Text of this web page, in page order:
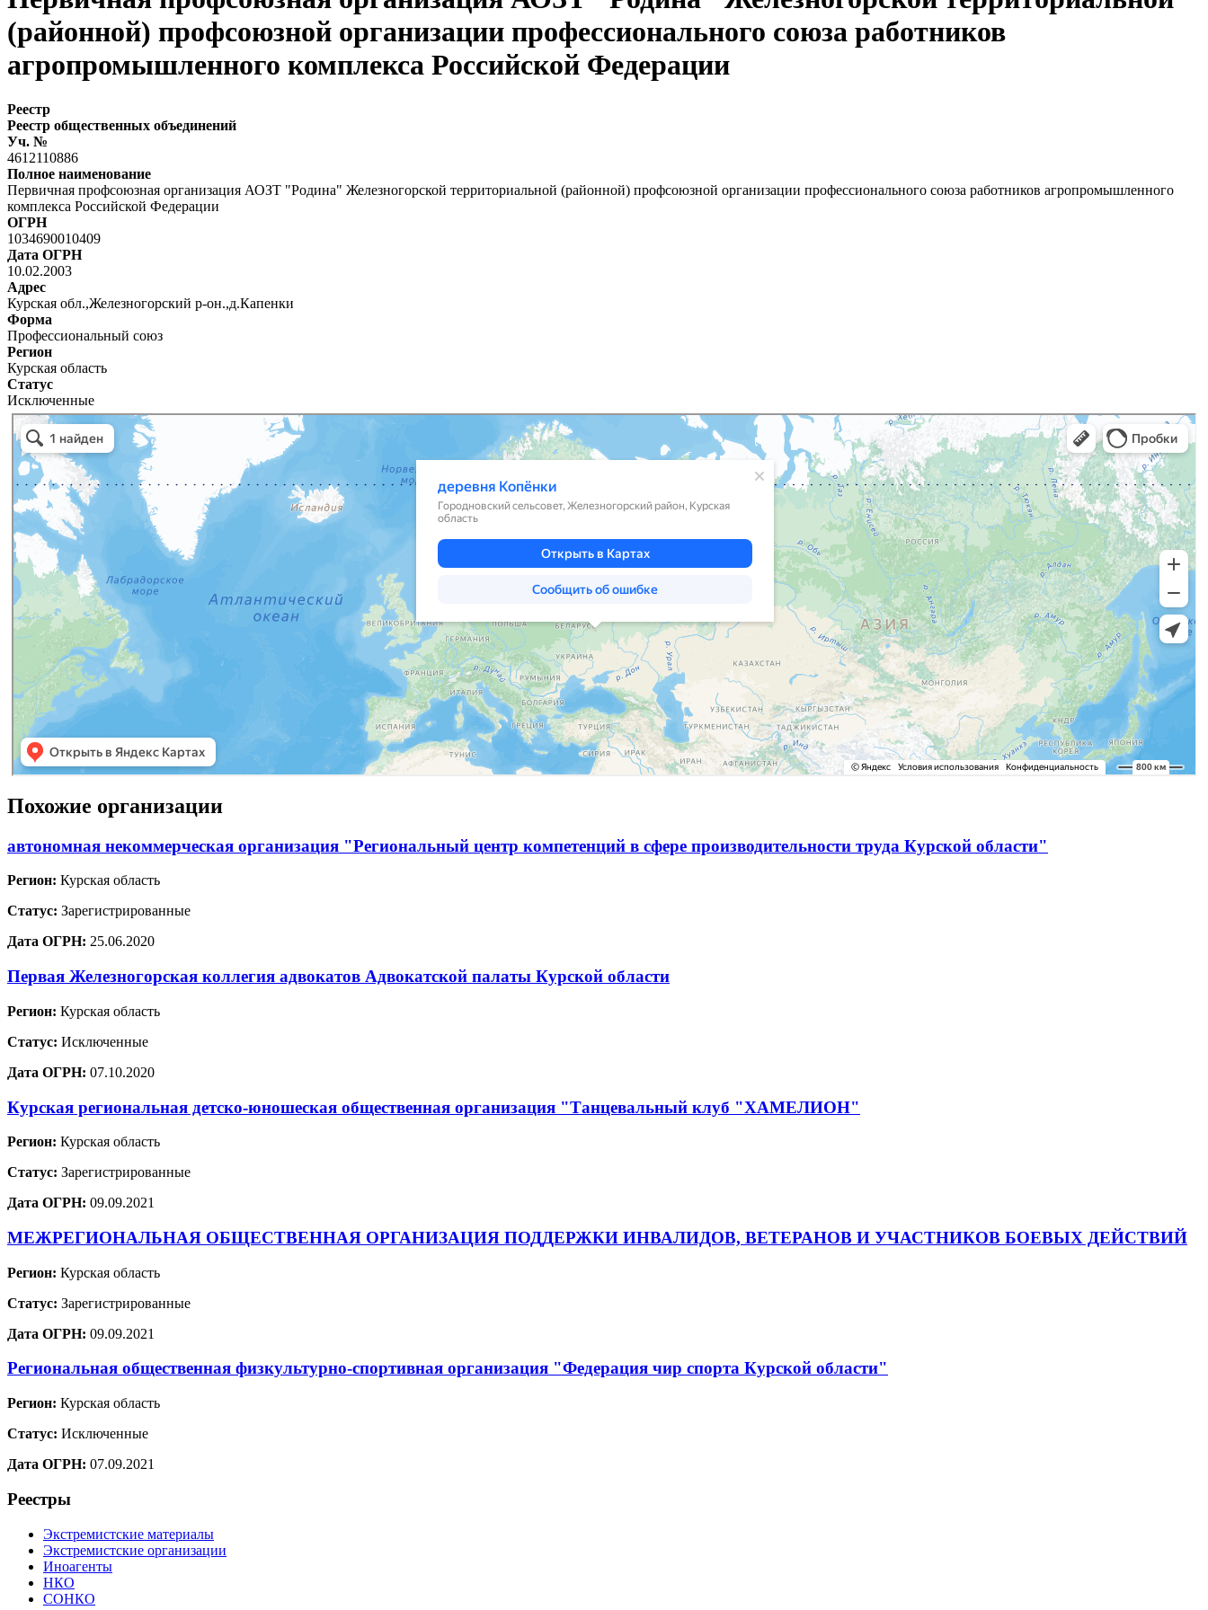
(районной) профсоюзной организации профессионального союза работников
агропромышленного комплекса Российской Федерации
Реестр
Реестр общественных объединений
Уч. №
4612110886
Полное наименование
Первичная профсоюзная организация АОЗТ "Родина" Железногорской территориальной (районной) профсоюзной организации профессионального союза работников агропромышленного
комплекса Российской Федерации
ОГРН
1034690010409
Дата ОГРН
10.02.2003
Адрес
Курская обл.,Железногорский р-он.,д.Капенки
Форма
Профессиональный союз
Регион
Курская область
Статус
Исключенные
Похожие организации
автономная некоммерческая организация "Региональный центр компетенций в сфере производительности труда Курской области"
Регион: Курская область
Статус: Зарегистрированные
Дата ОГРН: 25.06.2020
Первая Железногорская коллегия адвокатов Адвокатской палаты Курской области
Регион: Курская область
Статус: Исключенные
Дата ОГРН: 07.10.2020
Курская региональная детско-юношеская общественная организация "Танцевальный клуб "ХАМЕЛИОН"
Регион: Курская область
Статус: Зарегистрированные
Дата ОГРН: 09.09.2021
МЕЖРЕГИОНАЛЬНАЯ ОБЩЕСТВЕННАЯ ОРГАНИЗАЦИЯ ПОДДЕРЖКИ ИНВАЛИДОВ, ВЕТЕРАНОВ И УЧАСТНИКОВ БОЕВЫХ ДЕЙСТВИЙ
Регион: Курская область
Статус: Зарегистрированные
Дата ОГРН: 09.09.2021
Региональная общественная физкультурно-спортивная организация "Федерация чир спорта Курской области"
Регион: Курская область
Статус: Исключенные
Дата ОГРН: 07.09.2021
Реестры
Экстремистские материалы
Экстремистские организации
Иноагенты
НКО
СОНКО